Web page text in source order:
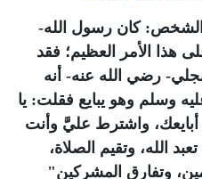
الشخص: كان رسول الله-
هذا الأمر العظيم؛ فقد
رضي الله عنه- أنه
وسلم وهو يبايع فقلت: يا
واشترط عليَّ وأنت
الله، وتقيم الصلاة،
وتفارق المشركين"